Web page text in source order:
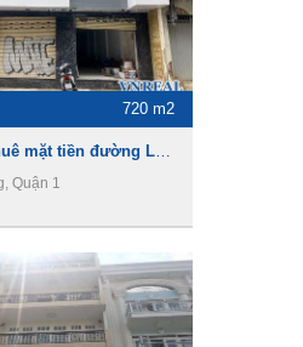
720 m2
Quận 1